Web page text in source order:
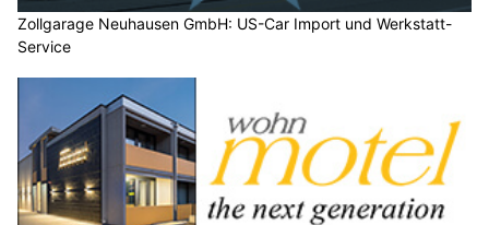
Zollgarage Neuhausen GmbH: US-Car Import und Werkstatt-
Service